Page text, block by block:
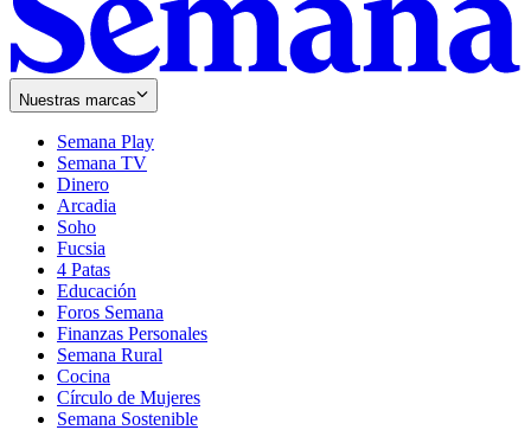
Nuestras marcas
Semana Play
Semana TV
Dinero
Arcadia
Soho
in
new
window
Fucsia
in
new
window
4 Patas
Educación
Foros Semana
Finanzas Personales
Semana Rural
Cocina
Círculo de Mujeres
Semana Sostenible